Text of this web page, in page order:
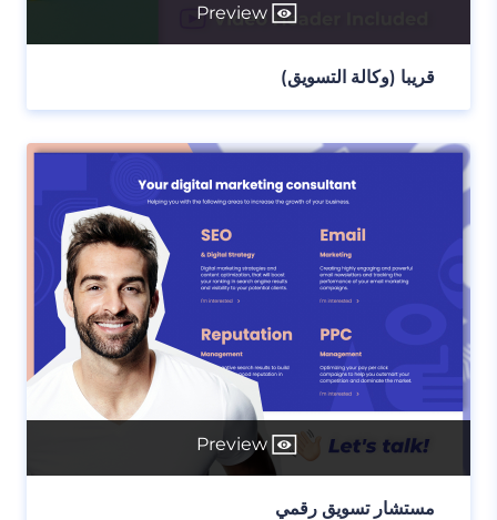
Preview
قريبا (وكالة التسويق)
Preview
مستشار تسويق رقمي